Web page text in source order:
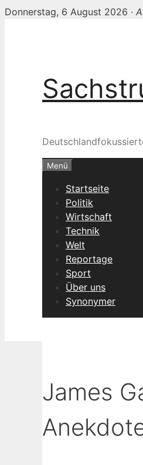
Donnerstag, 6 August 2026 ·
Menü
Startseite
Politik
Wirtschaft
Technik
Welt
Reportage
Sport
Über uns
Synonymer
James